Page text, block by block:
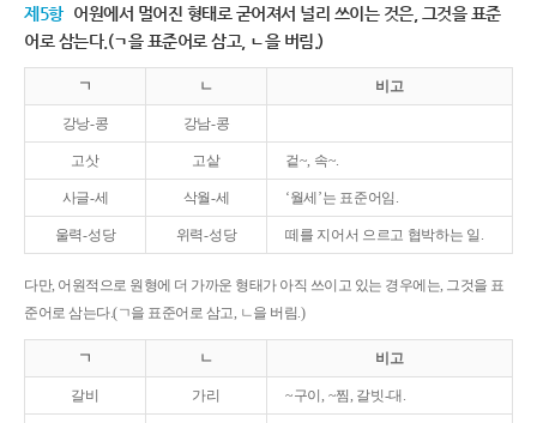
제5항 어원에서 멀어진 형태로 굳어져서 널리 쓰이는 것은, 그것을 표준
어로 삼는다.(ㄱ을 표준어로 삼고, ㄴ을 버림.)
ㄱ ㄴ 비고
강낭-콩 강남-콩
고삿 고샅 겉~, 속~.
사글-세 삭월-세 ‘월세’는 표준어임.
울력-성당 위력-성당 떼를 지어서 으르고 협박하는 일.
다만, 어원적으로 원형에 더 가까운 형태가 아직 쓰이고 있는 경우에는, 그것을 표
준어로 삼는다.(ㄱ을 표준어로 삼고, ㄴ을 버림.)
ㄱ ㄴ 비고
갈비 가리 ~구이, ~찜, 갈빗-대.